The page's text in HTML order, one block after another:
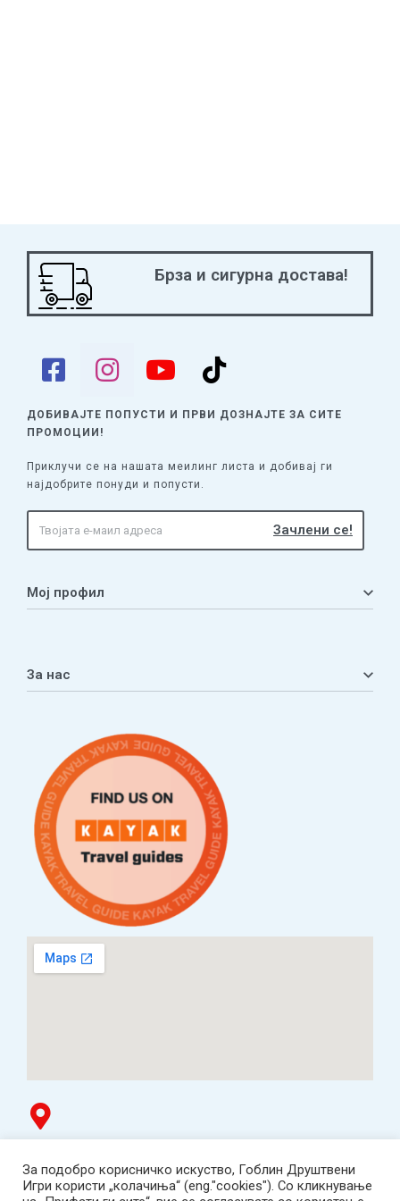
Брза и сигурна достава!
ДОБИВАЈТЕ ПОПУСТИ И ПРВИ ДОЗНАЈТЕ ЗА СИТЕ
ПРОМОЦИИ!
Приклучи се на нашата меилинг листа и добивај ги
најдобрите понуди и попусти.
Мој профил
Листа на желби
За нас
Услови за плаќање и испорака
Наши партнери
ТЦ Буњаковец - 1. кат, Скопје.
Tел: 078 669 482
За подобро корисничко искуство, Гоблин Друштвени
Игри користи „колачиња“ (eng."cookies"). Со кликнување